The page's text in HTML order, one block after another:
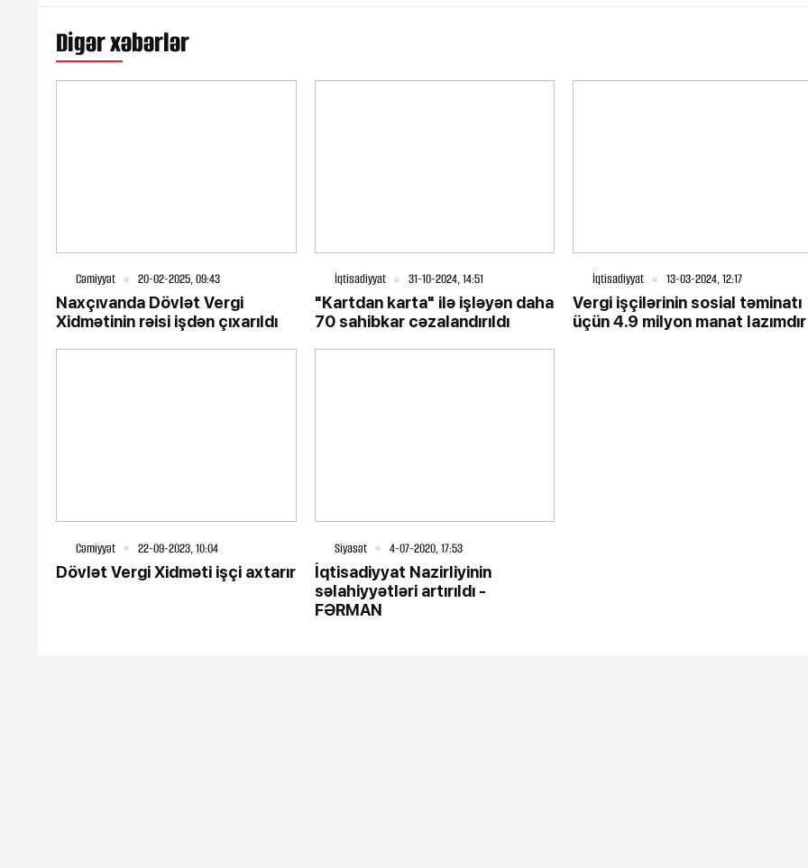
Digər xəbərlər
Cəmiyyət 20-02-2025, 09:43
Naxçıvanda Dövlət Vergi
Xidmətinin rəisi işdən çıxarıldı
İqtisadiyyat 31-10-2024, 14:51
"Kartdan karta" ilə işləyən daha
70 sahibkar cəzalandırıldı
İqtisadiyyat 13-03-2024, 12:17
Vergi işçilərinin sosial təminatı
üçün 4.9 milyon manat lazımdır
Cəmiyyət 22-09-2023, 10:04
Dövlət Vergi Xidməti işçi axtarır
Siyasət 4-07-2020, 17:53
İqtisadiyyat Nazirliyinin
səlahiyyətləri artırıldı -
FƏRMAN